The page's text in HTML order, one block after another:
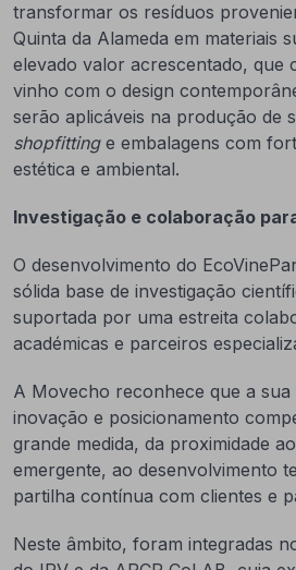
transformar os resíduos
Quinta da Alameda em materiais
elevado valor acrescentado, que
vinho com o design
serão aplicáveis na produção de
shopfittinge embalagens com
estética e ambiental.
Investigação e colaboração
O desenvolvimento do
sólida base de investigação
suportada por uma estreita
académicas e parceiros
A Movecho reconhece que a sua
inovação e posicionamento
grande medida, da proximidade
emergente, ao desenvolvimento
partilha contínua com clientes e
Neste âmbito, foram integradas